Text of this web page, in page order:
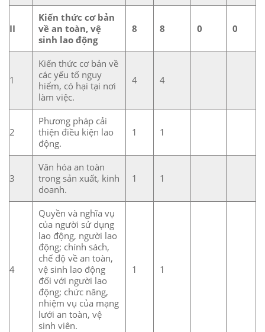
II
Kiến thức cơ bản
về an toàn, vệ
sinh lao động
8 8 0 0
1
Kiến thức cơ bản về
các yếu tố nguy
hiểm, có hại tại nơi
làm việc.
4 4
2
Phương pháp cải
thiện điều kiện lao
động.
1 1
3
Văn hóa an toàn
trong sản xuất, kinh
doanh.
1 1
4
Quyền và nghĩa vụ
của người sử dụng
lao động, người lao
động; chính sách,
chế độ về an toàn,
vệ sinh lao động
đối với người lao
động; chức năng,
nhiệm vụ của mạng
lưới an toàn, vệ
sinh viên.
1 1